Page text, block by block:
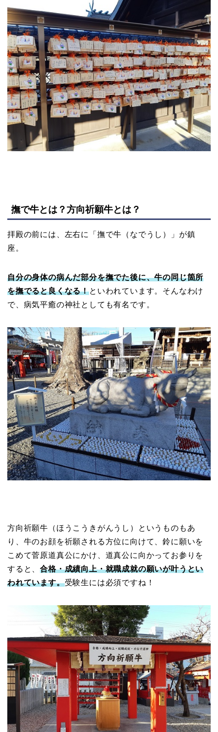
撫で牛とは？方向祈願牛とは？
拝殿の前には、左右に「撫で牛（なでうし）」が鎮
座。
自分の身体の病んだ部分を撫でた後に、牛の同じ箇所
を撫でると良くなる！といわれています。そんなわけ
で、病気平癒の神社としても有名です。
方向祈願牛（ほうこうきがんうし）というものもあ
り、牛のお顔を祈願される方位に向けて、鈴に願いを
こめて菅原道真公にかけ、道真公に向かってお参りを
すると、合格・成績向上・就職成就の願いが叶うとい
われています。受験生には必須ですね！